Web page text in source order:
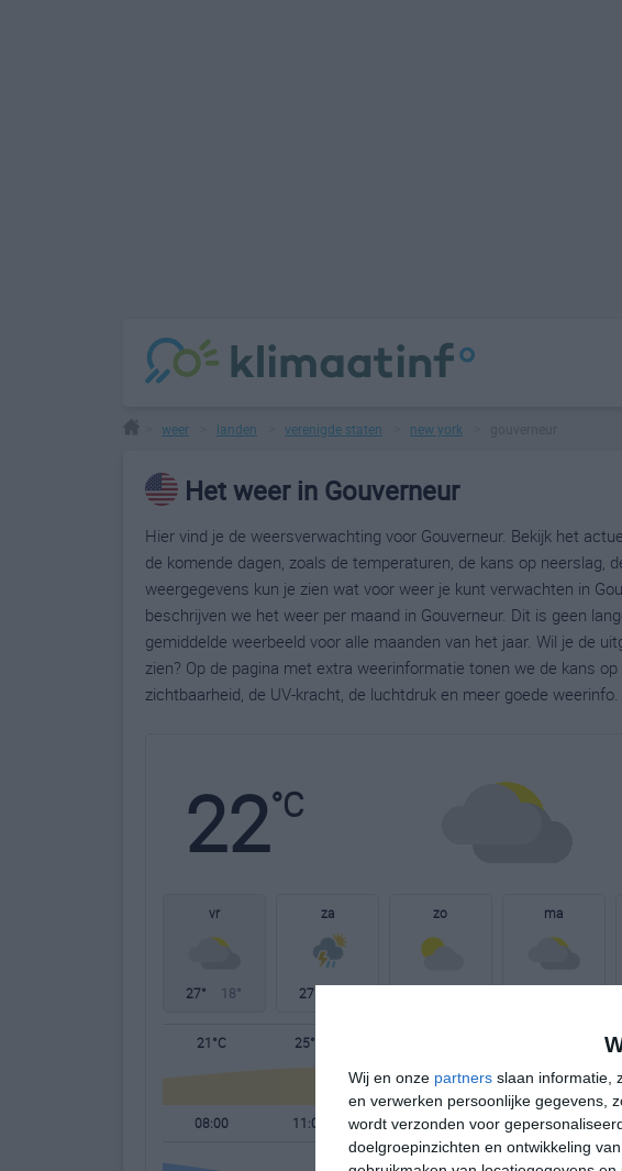
Wij en onze partners slaan informatie,
en verwerken persoonlijke gegevens,
wordt verzonden voor
doelgroepinzichten en ontwikkeling van
weer landen verenigde staten new york
Het weer in Gouverneur
Hier vind je de weersverwachting voor Gouverneur. Bekijk het
de komende dagen, zoals de temperaturen, de kans op neerslag,
weergegevens kun je zien wat voor weer je kunt verwachten in
beschrijven we het weer per maand in Gouverneur. Dit is geen
gemiddelde weerbeeld voor alle maanden van het jaar. Wil je de
zien? Op de pagina met extra weerinformatie tonen we de kans
zichtbaarheid, de UV-kracht, de luchtdruk en meer goede weerinfo.
22°C
vr
27° 18°
za
27°
zo ma
21°C 25°C 23°C
08:00 11:00 14:00 17:00 20:00